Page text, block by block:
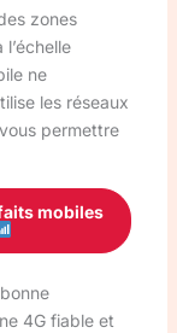
zones
ne
les réseaux
permettre
mobiles
4G fiable et